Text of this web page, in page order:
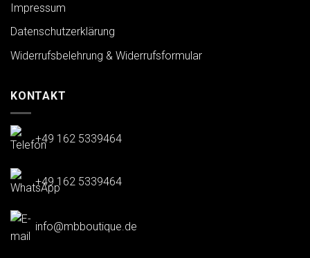
Impressum
Datenschutzerklärung
Widerrufsbelehrung & Widerrufsformular
KONTAKT
+49 162 5339464
+49 162 5339464
info@mbboutique.de